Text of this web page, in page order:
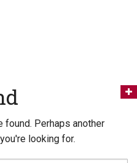
Perhaps another
looking for.